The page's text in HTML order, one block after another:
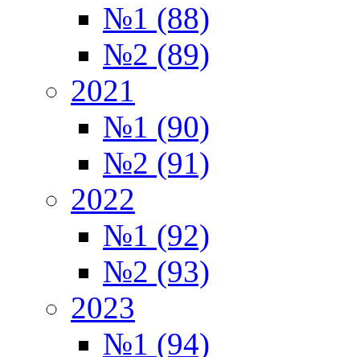
№1 (88)
№2 (89)
2021
№1 (90)
№2 (91)
2022
№1 (92)
№2 (93)
2023
№1 (94)